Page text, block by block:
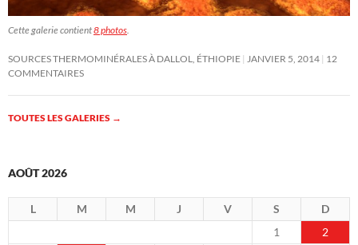
Cette galerie contient8 photos.
SOURCES THERMOMINÉRALES À DALLOL, ÉTHIOPIE JANVIER 5, 2014 12
COMMENTAIRES
TOUTES LES GALERIES →
AOÛT 2026
L M M J V S
D
1
2